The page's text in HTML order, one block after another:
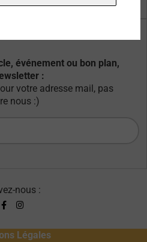
événement ou bon plan,
:
votre adresse mail, pas
nous :)
nous :
Légales